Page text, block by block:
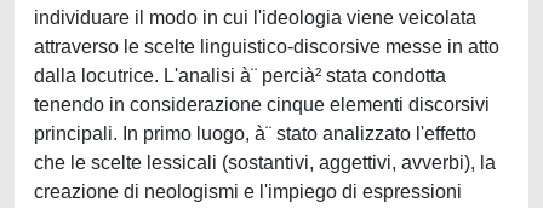
individuare il modo in cui l'ideologia viene veicolata
attraverso le scelte linguistico-discorsive messe in atto
dalla locutrice. L'analisi à¨ percià² stata condotta
tenendo in considerazione cinque elementi discorsivi
principali. In primo luogo, à¨ stato analizzato l'effetto
che le scelte lessicali (sostantivi, aggettivi, avverbi), la
creazione di neologismi e l'impiego di espressioni